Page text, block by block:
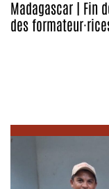
Madagascar | Fin
des